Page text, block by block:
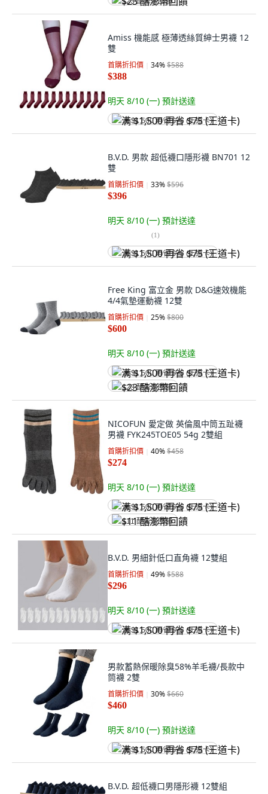
Amiss 機能感 極薄透絲質紳士男襪 12
雙
首購折扣價 34%$588
$388
明天 8/10 (一) 預計送達
满 $1,500 再省 $75 (王道卡)
B.V.D. 男款 超低襪口隱形襪 BN701 12
雙
首購折扣價 33%$596
$396
明天 8/10 (一) 預計送達
(1)
满 $1,500 再省 $75 (王道卡)
Free King 富立金 男款 D&G速效機能
4/4氣墊運動襪 12雙
首購折扣價 25%$800
$600
明天 8/10 (一) 預計送達
满 $1,500 再省 $75 (王道卡)
$23 酷澎幣回饋
NICOFUN 愛定做 英倫風中筒五趾襪
男襪 FYK245TOE05 54g 2雙組
首購折扣價 40%$458
$274
明天 8/10 (一) 預計送達
满 $1,500 再省 $75 (王道卡)
$11 酷澎幣回饋
B.V.D. 男細針低口直角襪 12雙組
首購折扣價 49%$588
$296
明天 8/10 (一) 預計送達
满 $1,500 再省 $75 (王道卡)
男款蓄熱保暖除臭58%羊毛襪/長款中
筒襪 2雙
首購折扣價 30%$660
$460
明天 8/10 (一) 預計送達
满 $1,500 再省 $75 (王道卡)
B.V.D. 超低襪口男隱形襪 12雙組